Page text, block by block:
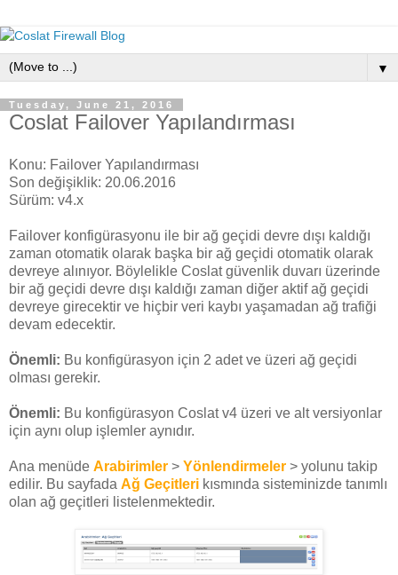
▼
Tuesday, June 21, 2016
Coslat Failover Yapılandırması
Konu: Failover Yapılandırması
Son değişiklik: 20.06.2016
Sürüm: v4.x
Failover konfigürasyonu ile bir ağ geçidi devre dışı kaldığı
zaman otomatik olarak başka bir ağ geçidi otomatik olarak
devreye alınıyor. Böylelikle Coslat güvenlik duvarı üzerinde
bir ağ geçidi devre dışı kaldığı zaman diğer aktif ağ geçidi
devreye girecektir ve hiçbir veri kaybı yaşamadan ağ trafiği
devam edecektir.
Önemli: Bu konfigürasyon için 2 adet ve üzeri ağ geçidi
olması gerekir.
Önemli: Bu konfigürasyon Coslat v4 üzeri ve alt versiyonlar
için aynı olup işlemler aynıdır.
Ana menüde Arabirimler > Yönlendirmeler > yolunu takip
edilir. Bu sayfada Ağ Geçitleri kısmında sisteminizde tanımlı
olan ağ geçitleri listelenmektedir.